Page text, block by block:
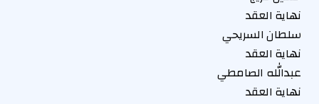
نهاية العقد
سلطان السريحي
نهاية العقد
عبدالله الصامطي
نهاية العقد